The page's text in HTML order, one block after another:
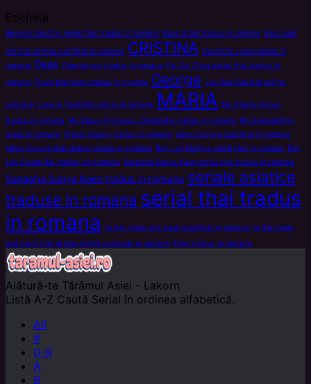
Etichete
Beyond Destiny serial thai tradus in romana Boss & Me tradus in romana boss and
me thai drama subtitrat in romana CRISTINA Deceitful Love tradus in
romana Deea Dhevaprom tradus in romana Fai Sin Chua serial thai tradus in
romana Flash Marriage tradus in romana George Jao Sao Gae Kat online
subtitra Love in Twilight tradus in romana MARIA My Cherie Amour
tradus in romana My Sassy Princess: Cinderella tradus in romana My Stepdarling
tradu in romana Prajan Daeng tradus in romana rahut rissaya subtitrat in romana
rahut rissaya thai drama tradus in romana Roy Leh Marnya serial thai in romana Roy
Leh Sanae Rai tradus sin romana Sanaeha Sunya Kaen serial thai tradus in romana
Sanaeha Sunya Kaen tradus in romana seriale asiatice
traduse in romana serial thai tradus
in romana to the moon and back subtitrat in romana to the moon
and back thai drama online subtitrat in romana Ziam tradus in romana
Alătură-te Tărâmul Asiei - Lakorn
Listă A-Z Caută Serial în ordinea alfabetică.
All
#
0-9
A
B